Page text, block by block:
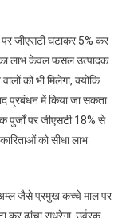
पर जीएसटी घटाकर 5% कर
लाभ केवल फसल उत्पादक
को भी मिलेगा, क्योंकि
प्रबंधन में किया जा सकता
पर जीएसटी 18% से
को सीधा लाभ
अम्ल जैसे प्रमुख कच्चे माल पर